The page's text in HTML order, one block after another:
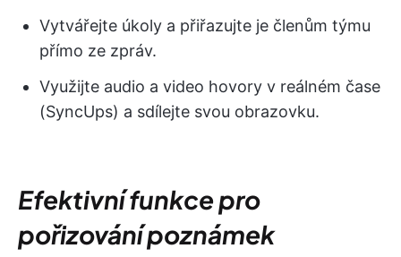
Vytvářejte úkoly a přiřazujte je členům týmu
přímo ze zpráv.
Využijte audio a video hovory v reálném čase
(SyncUps) a sdílejte svou obrazovku.
Efektivní funkce pro
pořizování poznámek